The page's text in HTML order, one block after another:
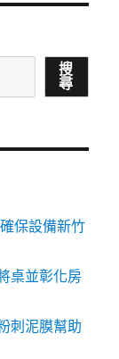
搜
尋
保設備新竹
桌並彰化房
刺泥膜幫助